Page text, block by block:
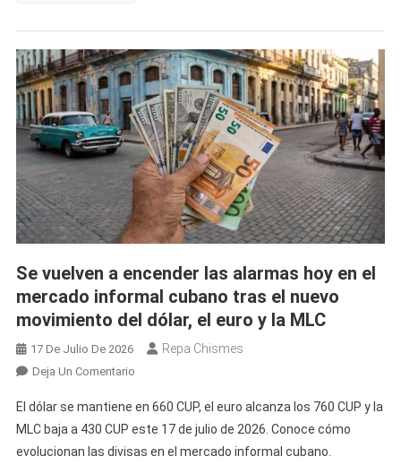
Así
Amanece
Hoy
Mercado
Informal
Con
Nuevos
Cambios
En
El
Euro
Y
MLC
Se vuelven a encender las alarmas hoy en el
mercado informal cubano tras el nuevo
movimiento del dólar, el euro y la MLC
17 De Julio De 2026 Repa Chismes
Deja Un ComentarioEn
Vuelven
A
Encender
El dólar se mantiene en 660 CUP, el euro alcanza los 760 CUP y la
MLC baja a 430 CUP este 17 de julio de 2026. Conoce cómo
evolucionan las divisas en el mercado informal cubano.